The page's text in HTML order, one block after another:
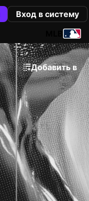
Вход в систему
Добавить в